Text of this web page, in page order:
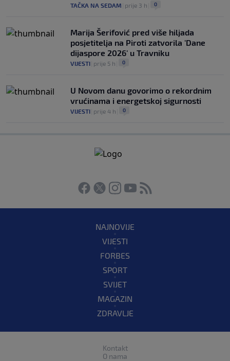
TAČKA NA SEDAM prije 3 h 0
Marija Šerifović pred više hiljada
posjetitelja na Piroti zatvorila 'Dane
dijaspore 2026' u Travniku
VIJESTI prije 5 h 0
U Novom danu govorimo o rekordnim
vrućinama i energetskoj sigurnosti
VIJESTI prije 4 h 0
NAJNOVIJE
VIJESTI
FORBES
SPORT
SVIJET
MAGAZIN
ZDRAVLJE
Kontakt
O nama